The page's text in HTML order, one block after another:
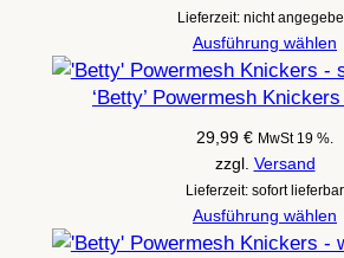
Lieferzeit: nicht
Ausführung wählen
‘Betty’ Powermesh
29,99 € MwSt 19 %.
zzgl. Versand
Lieferzeit: sofort lieferbar
Ausführung wählen